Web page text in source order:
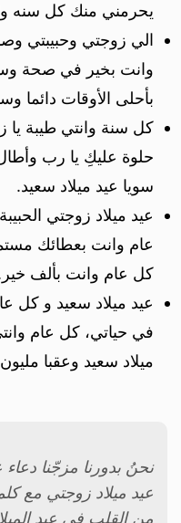
يحرمني منك كل سنه
الي زوجتي وحبيبتي
وانت بخير في صحة
بأحلى الأوقات دائما
حلوة عليكِ يا رب
سويا عيد ميلاد سعيد.
عيد ميلاد زوجتي
عام وانت بعطائك
كل عام وانت بألف
عيد ميلاد سعيد و كل
في حياتي، كل عام
ميلاد سعيد وعقبا
نحنُ بدورنا مزجّنا
عيد ميلاد زوجتي مع
من القلب في عيد